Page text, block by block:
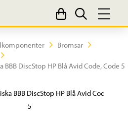
Bromsar
DiscStop HP Blå Avid Code, Code 5